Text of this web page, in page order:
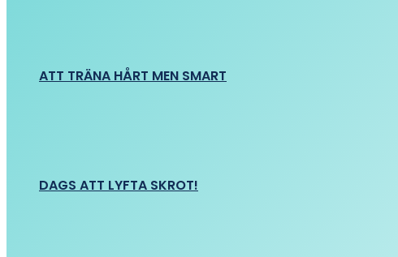
ATT TRÄNA HÅRT MEN SMART
DAGS ATT LYFTA SKROT!